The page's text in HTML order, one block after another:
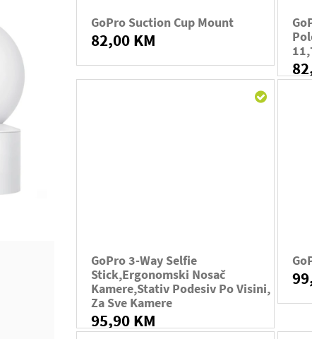
GoPro Suction Cup Mount
82,00 KM
GoPro 3-Way Selfie
Stick,ergonomski Nosač
Kamere,stativ Podesiv Po Visini,
Za Sve Kamere
95,90 KM